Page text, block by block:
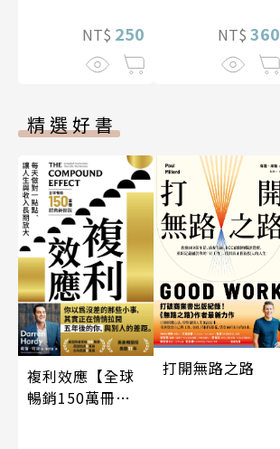
NT$ 250 NT$ 360
精選好書
複利效應【全球
暢銷150萬冊・
打開無路之路